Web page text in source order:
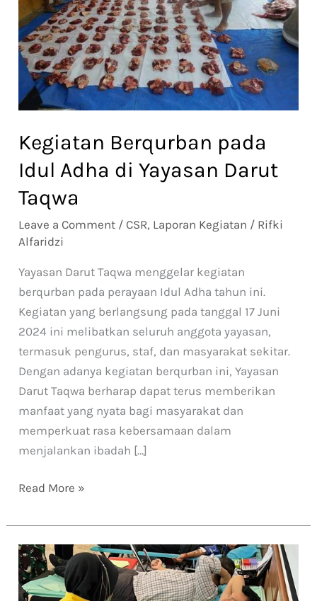
Kegiatan Berqurban pada
Idul Adha di Yayasan Darut
Taqwa
Leave a Comment / CSR, Laporan Kegiatan / Rifki
Alfaridzi
Yayasan Darut Taqwa menggelar kegiatan
berqurban pada perayaan Idul Adha tahun ini.
Kegiatan yang berlangsung pada tanggal 17 Juni
2024 ini melibatkan seluruh anggota yayasan,
termasuk pengurus, staf, dan masyarakat sekitar.
Dengan adanya kegiatan berqurban ini, Yayasan
Darut Taqwa berharap dapat terus memberikan
manfaat yang nyata bagi masyarakat dan
memperkuat rasa kebersamaan dalam
menjalankan ibadah […]
Yayasan
Darut
Taqwa
Read More »
PT
SHA
SOLO